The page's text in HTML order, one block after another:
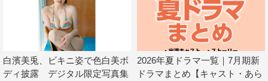
白濱美兎、ビキニ姿で色白美ボ
ディ披露 デジタル限定写真集
2026年夏ドラマ一覧｜7月期新
ドラマまとめ【キャスト・あら